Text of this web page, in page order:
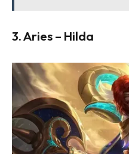
3. Aries – Hilda